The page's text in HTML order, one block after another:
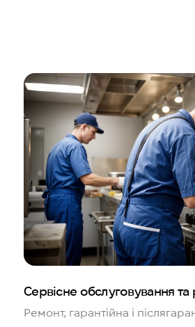
Сервісне обслуговування та
Ремонт, гарантійна і